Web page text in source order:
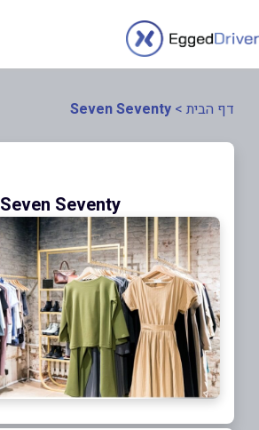
דף הבית >
Seven Seventy
Seven Seventy